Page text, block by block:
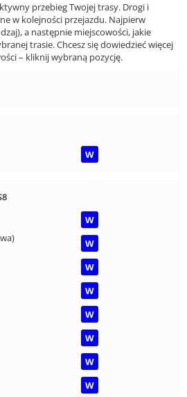
przebieg Twojej trasy. Drogi i
w kolejności przejazdu. Najpierw
a następnie miejscowości, jakie
trasie. Chcesz się dowiedzieć więcej
– kliknij wybraną pozycję.
W
W
W
W
W
W
W
W
W